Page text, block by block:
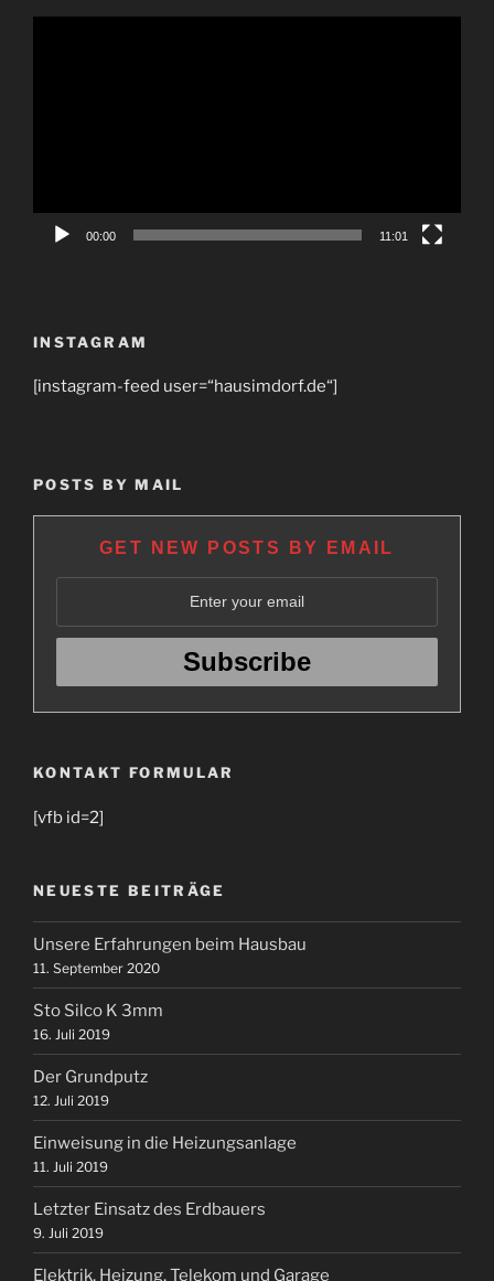
00:00 11:01
INSTAGRAM
[instagram-feed user=“hausimdorf.de“]
POSTS BY MAIL
GET NEW POSTS BY EMAIL
KONTAKT FORMULAR
[vfb id=2]
NEUESTE BEITRÄGE
Unsere Erfahrungen beim Hausbau
11. September 2020
Sto Silco K 3mm
16. Juli 2019
Der Grundputz
12. Juli 2019
Einweisung in die Heizungsanlage
11. Juli 2019
Letzter Einsatz des Erdbauers
9. Juli 2019
Elektrik, Heizung, Telekom und Garage